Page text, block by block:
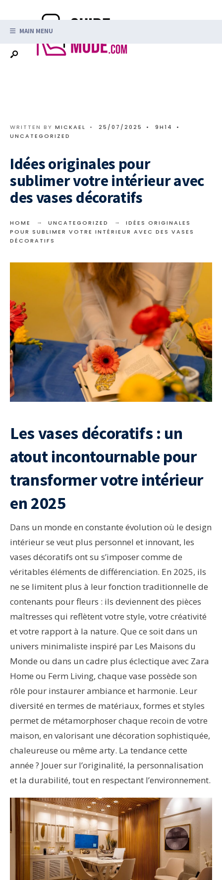
contentMAIN MENU
WRITTEN BY MICKAEL • 25/07/2025 • 9H14
•
UNCATEGORIZED
Idées originales pour
sublimer votre intérieur avec
des vases décoratifs
HOME UNCATEGORIZED
IDÉES ORIGINALES
POUR SUBLIMER VOTRE INTÉRIEUR AVEC DES VASES
DÉCORATIFS
Les vases décoratifs : un
atout incontournable pour
transformer votre intérieur
en 2025
Dans un monde en constante évolution où le design
intérieur se veut plus personnel et innovant, les
vases décoratifs ont su s’imposer comme de
véritables éléments de différenciation. En 2025, ils
ne se limitent plus à leur fonction traditionnelle de
contenants pour fleurs : ils deviennent des pièces
maîtresses qui reflètent votre style, votre créativité
et votre rapport à la nature. Que ce soit dans un
univers minimaliste inspiré par Les Maisons du
Monde ou dans un cadre plus éclectique avec Zara
Home ou Ferm Living, chaque vase possède son
rôle pour instaurer ambiance et harmonie. Leur
diversité en termes de matériaux, formes et styles
permet de métamorphoser chaque recoin de votre
maison, en valorisant une décoration sophistiquée,
chaleureuse ou même arty. La tendance cette
année ? Jouer sur l’originalité, la personnalisation
et la durabilité, tout en respectant l’environnement.